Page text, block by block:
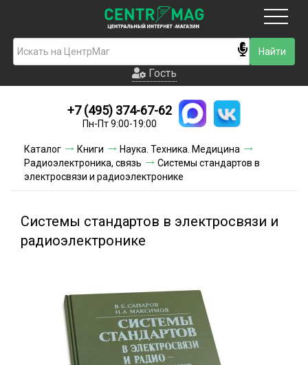
Гость
Новинки
Условия доставки
Условия оплаты
Гость
+7 (495) 374-67-62
Пн-Пт 9:00-19:00
Каталог Книги
Наука. Техника. Медицина
Радиоэлектроника, связь
Системы стандартов в
электросвязи и радиоэлектронике
Системы стандартов в электросвязи и
радиоэлектронике